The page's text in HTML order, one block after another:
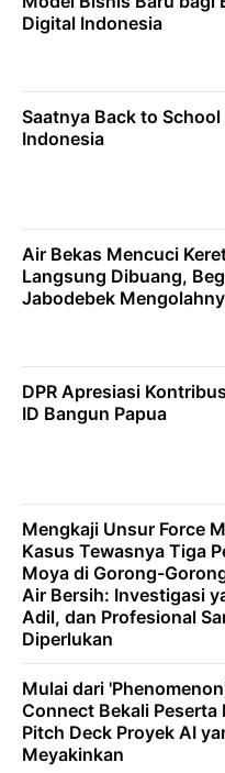
Digital Indonesia
Saatnya Back to
Indonesia
Air Bekas Mencuci
Langsung Dibuang,
Jabodebek
DPR Apresiasi
ID Bangun Papua
Mengkaji Unsur Force
Kasus Tewasnya Tiga
Moya di Gorong-
Air Bersih: Investigasi
Adil, dan Profesional
Diperlukan
Mulai dari
Connect Bekali Peserta
Pitch Deck Proyek AI
Meyakinkan